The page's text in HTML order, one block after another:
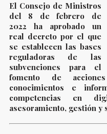
El Consejo de Ministros
del 8 de febrero de
2022 ha aprobado un
real decreto por el que
se establecen las bases
reguladoras de las
subvenciones para el
fomento de
conocimientos e
competencias en
asesoramiento, gestión y